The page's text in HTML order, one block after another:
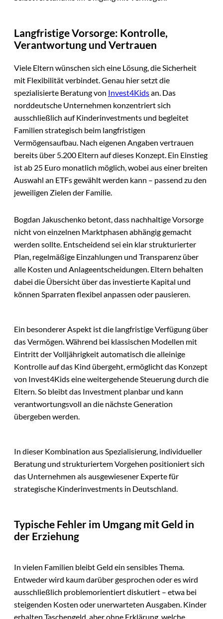
Langfristige Vorsorge: Kontrolle,
Verantwortung und Vertrauen
Viele Eltern wünschen sich eine Lösung, die Sicherheit
mit Flexibilität verbindet. Genau hier setzt die
spezialisierte Beratung von Invest4Kidsan. Das
norddeutsche Unternehmen konzentriert sich
ausschließlich auf Kinderinvestments und begleitet
Familien strategisch beim langfristigen
Vermögensaufbau. Nach eigenen Angaben vertrauen
bereits über 5.200 Eltern auf dieses Konzept. Ein Einstieg
ist ab 25 Euro monatlich möglich, wobei aus einer breiten
Auswahl an ETFs gewählt werden kann – passend zu den
jeweiligen Zielen der Familie.
Bogdan Jakuschenko betont, dass nachhaltige Vorsorge
nicht von einzelnen Marktphasen abhängig gemacht
werden sollte. Entscheidend sei ein klar strukturierter
Plan, regelmäßige Einzahlungen und Transparenz über
alle Kosten und Anlageentscheidungen. Eltern behalten
dabei die Übersicht über das investierte Kapital und
können Sparraten flexibel anpassen oder pausieren.
Ein besonderer Aspekt ist die langfristige Verfügung über
das Vermögen. Während bei klassischen Modellen mit
Eintritt der Volljährigkeit automatisch die alleinige
Kontrolle auf das Kind übergeht, ermöglicht das Konzept
von Invest4Kids eine weitergehende Steuerung durch die
Eltern. So bleibt das Investment planbar und kann
verantwortungsvoll an die nächste Generation
übergeben werden.
In dieser Kombination aus Spezialisierung, individueller
Beratung und strukturiertem Vorgehen positioniert sich
das Unternehmen als ausgewiesener Experte für
strategische Kinderinvestments in Deutschland.
Typische Fehler im Umgang mit Geld in
der Erziehung
In vielen Familien bleibt Geld ein sensibles Thema.
Entweder wird kaum darüber gesprochen oder es wird
ausschließlich problemorientiert diskutiert – etwa bei
steigenden Kosten oder unerwarteten Ausgaben. Kinder
erhalten Taschengeld, aber ohne Erklärung, welche